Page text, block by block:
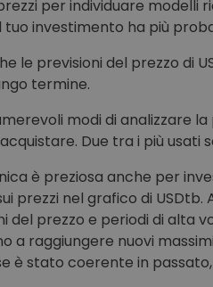
per individuare
tuo investimento ha più
le previsioni del prezzo di
termine.
modi di analizzare
Due tra i più usati
è preziosa anche per
prezzi nel grafico di
del prezzo e periodi di alta
a raggiungere nuovi
è stato coerente in passato,